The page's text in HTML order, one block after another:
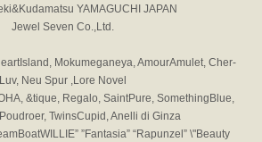
YAMAGUCHI JAPAN
Jewel Seven Co.,Ltd.
Mokumeganeya, AmourAmulet, Cher-
Luv, Neu Spur ,Lore Novel
&tique, Regalo, SaintPure, SomethingBlue,
TwinsCupid, Anelli di Ginza
”Fantasia” “Rapunzel” \"Beauty